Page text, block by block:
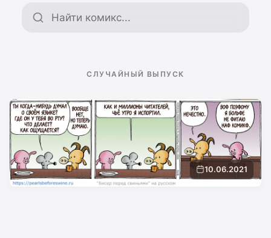
Поиск по архиву
СЛУЧАЙНЫЙ ВЫПУСК
10.06.2021